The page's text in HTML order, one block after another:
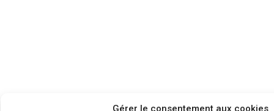
Gérer le consentement aux cookies